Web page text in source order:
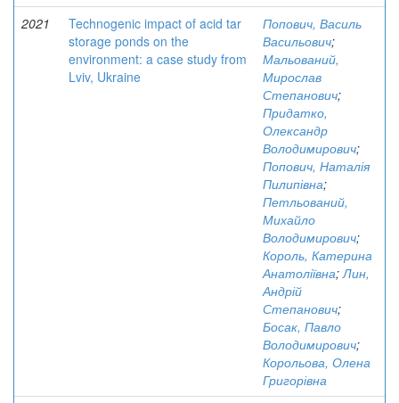
2021
Technogenic impact of acid tar
storage ponds on the
environment: a case study from
Lviv, Ukraine
Попович, Василь
Васильович;
Мальований,
Мирослав
Степанович;
Придатко,
Олександр
Володимирович;
Попович, Наталія
Пилипівна;
Петльований,
Михайло
Володимирович;
Король, Катерина
Анатоліївна;Лин,
Андрій
Степанович;
Босак, Павло
Володимирович;
Корольова, Олена
Григорівна